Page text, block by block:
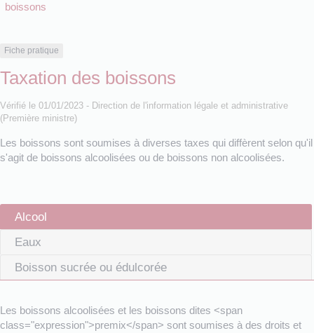
boissons
Fiche pratique
Taxation des boissons
Vérifié le 01/01/2023 - Direction de l'information légale et administrative
(Première ministre)
Les boissons sont soumises à diverses taxes qui diffèrent selon qu'il
s'agit de boissons alcoolisées ou de boissons non alcoolisées.
Alcool
Eaux
Boisson sucrée ou édulcorée
Les boissons alcoolisées et les boissons dites <span
class="expression">premix</span> sont soumises à des droits et